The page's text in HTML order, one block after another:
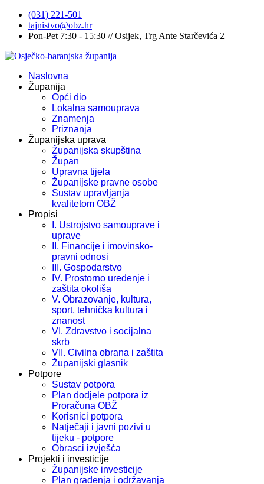
(031) 221-501
tajnistvo@obz.hr
Pon-Pet 7:30 - 15:30 // Osijek, Trg Ante Starčevića 2
Naslovna
Županija
Opći dio
Lokalna samouprava
Znamenja
Priznanja
Županijska uprava
Županijska skupština
Župan
Upravna tijela
Županijske pravne osobe
Sustav upravljanja
kvalitetom OBŽ
Propisi
I. Ustrojstvo samouprave i
uprave
II. Financije i imovinsko-
pravni odnosi
III. Gospodarstvo
IV. Prostorno uređenje i
zaštita okoliša
V. Obrazovanje, kultura,
sport, tehnička kultura i
znanost
VI. Zdravstvo i socijalna
skrb
VII. Civilna obrana i zaštita
Županijski glasnik
Potpore
Sustav potpora
Plan dodjele potpora iz
Proračuna OBŽ
Korisnici potpora
Natječaji i javni pozivi u
tijeku - potpore
Obrasci izvješća
Projekti i investicije
Županijske investicije
Plan građenja i održavanja